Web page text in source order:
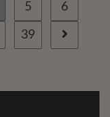
5 6
39